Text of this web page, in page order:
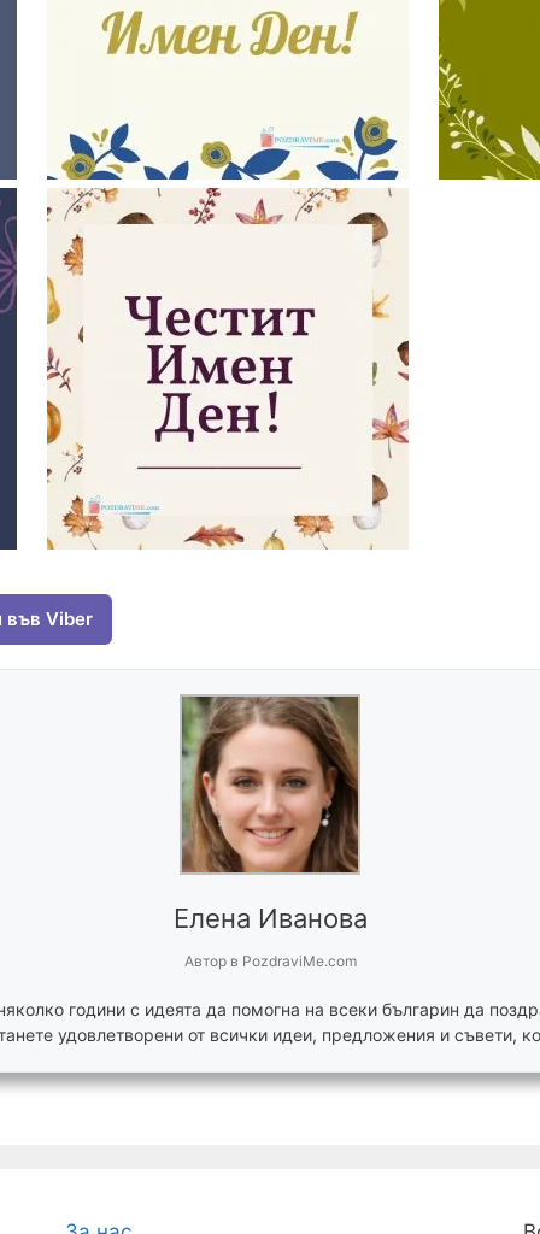
във Viber
Елена Иванова
Автор в PozdraviMe.com
години с идеята да помогна на всеки българин да
удовлетворени от всички идеи, предложения и съвети,